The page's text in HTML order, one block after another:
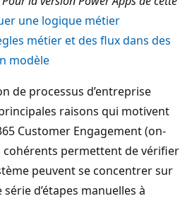
une logique métier
métier et des flux dans des
modèle
de processus d’entreprise
raisons qui motivent
Customer Engagement (on-
cohérents permettent de vérifier
peuvent se concentrer sur
d’étapes manuelles à